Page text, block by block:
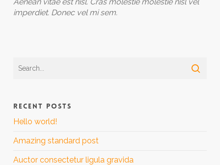
imperdiet. Donec vel mi sem.
RECENT POSTS
Hello world!
Amazing standard post
Auctor consectetur ligula gravida